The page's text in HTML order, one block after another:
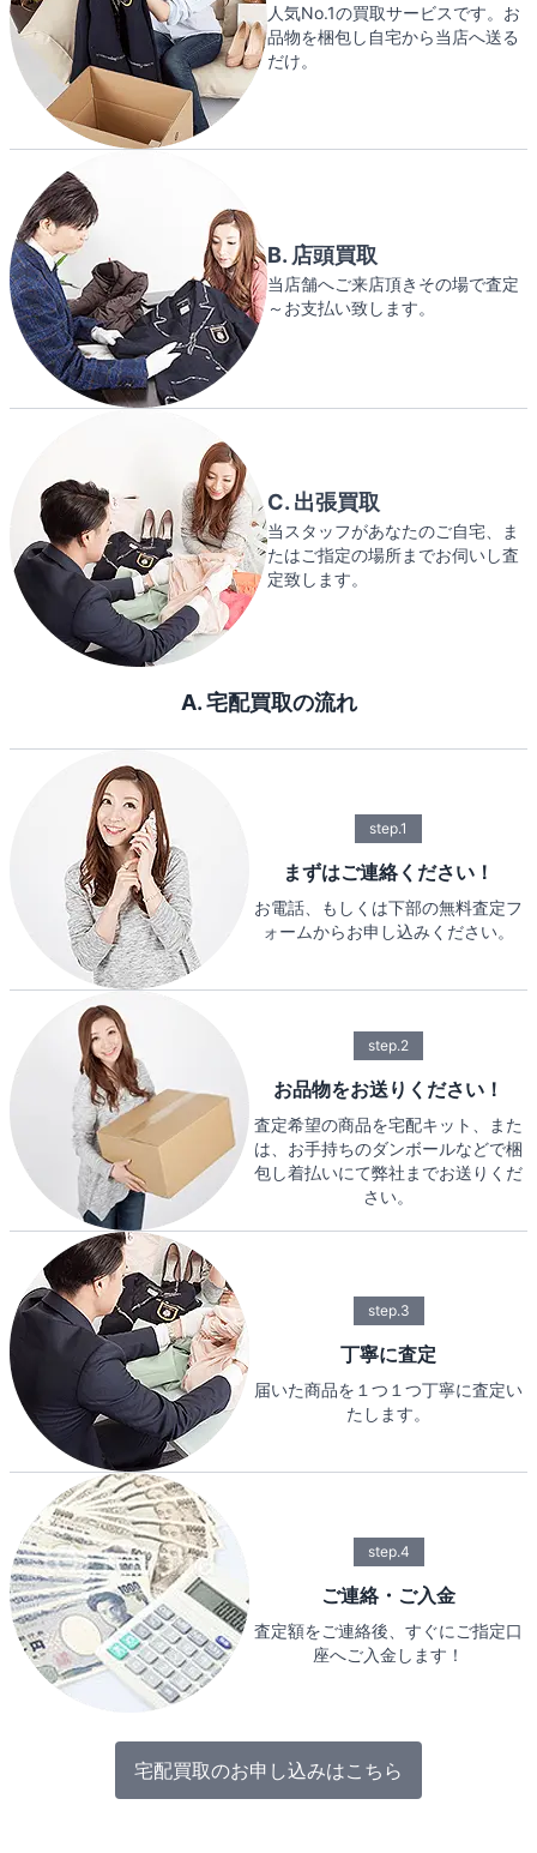
人気No.1の買取サービスです。お
品物を梱包し自宅から当店へ送る
だけ。
B. 店頭買取
当店舗へご来店頂きその場で査定
～お支払い致します。
C. 出張買取
当スタッフがあなたのご自宅、ま
たはご指定の場所までお伺いし査
定致します。
A. 宅配買取の流れ
step.1
まずはご連絡ください！
お電話、もしくは下部の無料査定フ
ォームからお申し込みください。
step.2
お品物をお送りください！
査定希望の商品を宅配キット、また
は、お手持ちのダンボールなどで梱
包し着払いにて弊社までお送りくだ
さい。
step.3
丁寧に査定
届いた商品を１つ１つ丁寧に査定い
たします。
step.4
ご連絡・ご入金
査定額をご連絡後、すぐにご指定口
座へご入金します！
宅配買取のお申し込みはこちら